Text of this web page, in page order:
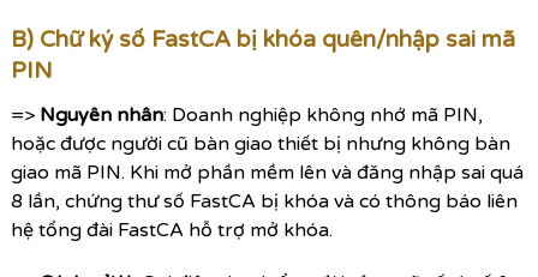
B) Chữ ký số FastCA bị khóa quên/nhập sai mã
PIN
=> Nguyên nhân: Doanh nghiệp không nhớ mã PIN,
hoặc được người cũ bàn giao thiết bị nhưng không bàn
giao mã PIN. Khi mở phần mềm lên và đăng nhập sai quá
8 lần, chứng thư số FastCA bị khóa và có thông báo liên
hệ tổng đài FastCA hỗ trợ mở khóa.